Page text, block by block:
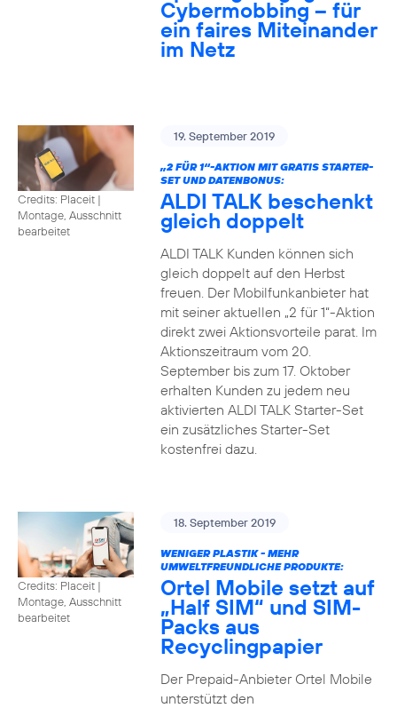
Cybermobbing – für
ein faires Miteinander
im Netz
Credits: Placeit |
Montage, Ausschnitt
bearbeitet
19. September 2019
„2 FÜR 1“-AKTION MIT GRATIS STARTER-
SET UND DATENBONUS:
ALDI TALK beschenkt
gleich doppelt
ALDI TALK Kunden können sich
gleich doppelt auf den Herbst
freuen. Der Mobilfunkanbieter hat
mit seiner aktuellen „2 für 1“-Aktion
direkt zwei Aktionsvorteile parat. Im
Aktionszeitraum vom 20.
September bis zum 17. Oktober
erhalten Kunden zu jedem neu
aktivierten ALDI TALK Starter-Set
ein zusätzliches Starter-Set
kostenfrei dazu.
Credits: Placeit |
Montage, Ausschnitt
bearbeitet
18. September 2019
WENIGER PLASTIK - MEHR
UMWELTFREUNDLICHE PRODUKTE:
Ortel Mobile setzt auf
„Half SIM“ und SIM-
Packs aus
Recyclingpapier
Der Prepaid-Anbieter Ortel Mobile
unterstützt den